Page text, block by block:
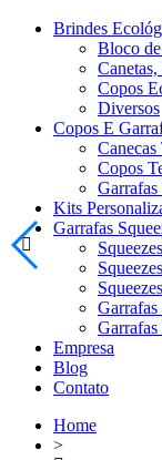
Brindes
Bloco
Copos
Diversos
Copos E
Canecas
Copos
Garrafas
Kits
Garrafas
Garrafas
Empresa
Blog
Contato
Home
>